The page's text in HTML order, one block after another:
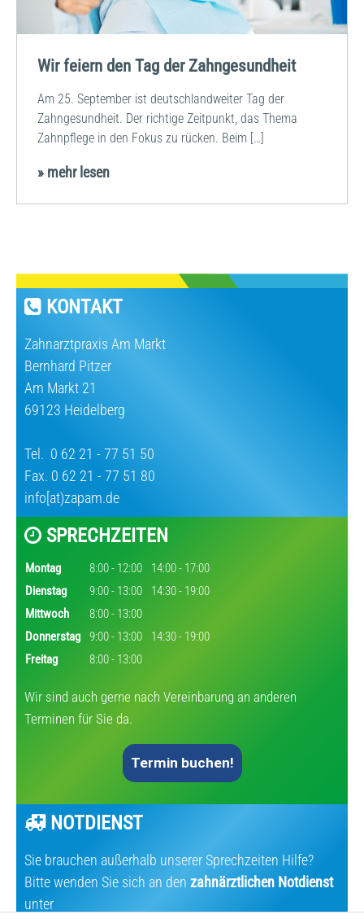
Wir feiern den Tag der Zahngesundheit
Am 25. September ist deutschlandweiter Tag der
Zahngesundheit. Der richtige Zeitpunkt, das Thema
Zahnpflege in den Fokus zu rücken. Beim […]
» mehr lesen
KONTAKT
Zahnarztpraxis Am Markt
Bernhard Pitzer
Am Markt 21
69123 Heidelberg
Tel. 0 62 21 - 77 51 50
Fax. 0 62 21 - 77 51 80
info[at)zapam.de
SPRECHZEITEN
Montag 8:00 - 12:00
14:00 - 17:00
Dienstag
9:00 - 13:00
14:30 - 19:00
Mittwoch
8:00 - 13:00
Donnerstag
9:00 - 13:00
14:30 - 19:00
Freitag
8:00 - 13:00
Wir sind auch gerne nach Vereinbarung an anderen
Terminen für Sie da.
Termin buchen!
NOTDIENST
Sie brauchen außerhalb unserer Sprechzeiten Hilfe?
Bitte wenden Sie sich an den zahnärztlichen Notdienst
unter